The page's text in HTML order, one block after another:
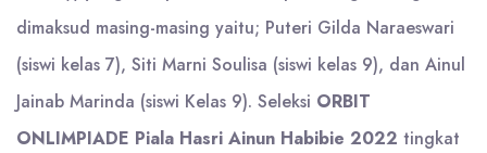
dimaksud masing-masing yaitu; Puteri Gilda Naraeswari
(siswi kelas 7), Siti Marni Soulisa (siswi kelas 9), dan Ainul
Jainab Marinda (siswi Kelas 9). Seleksi ORBIT
ONLIMPIADE Piala Hasri Ainun Habibie 2022 tingkat